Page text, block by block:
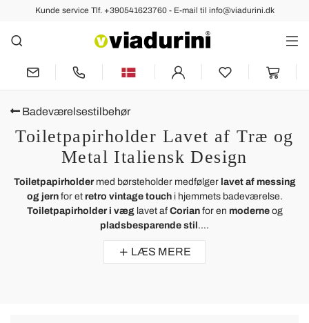
Kunde service Tlf. +390541623760 - E-mail til info@viadurini.dk
Badeværelsestilbehør
Toiletpapirholder Lavet af Træ og
Metal Italiensk Design
Toiletpapirholdermed børsteholder medfølger lavet af messing
og jernfor et retro vintage touchi hjemmets badeværelse.
Toiletpapirholder i væglavet af Corianfor en moderneog
pladsbesparende stil....
LÆS MERE